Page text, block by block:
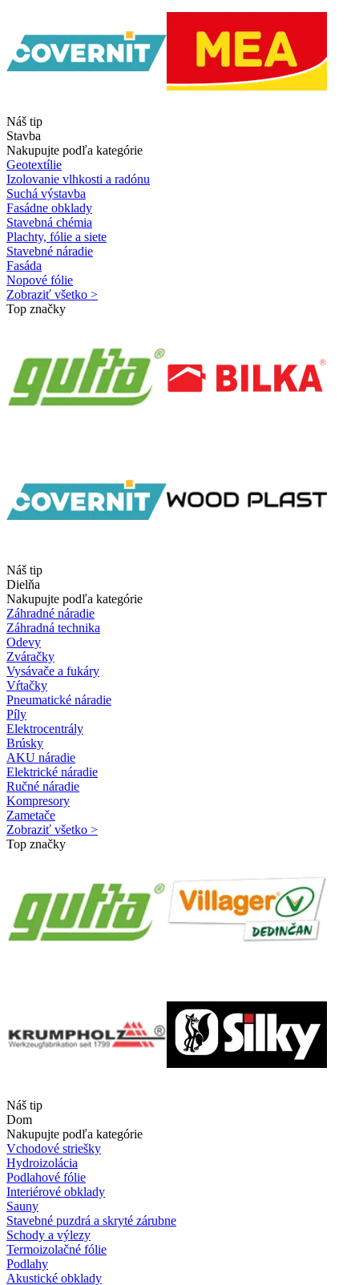
Náš tip
Stavba
Nakupujte podľa kategórie
Geotextílie
Izolovanie vlhkosti a radónu
Suchá výstavba
Fasádne obklady
Stavebná chémia
Plachty, fólie a siete
Stavebné náradie
Fasáda
Nopové fólie
Zobraziť všetko >
Top značky
Náš tip
Dielňa
Nakupujte podľa kategórie
Záhradné náradie
Záhradná technika
Odevy
Zváračky
Vysávače a fukáry
Vŕtačky
Pneumatické náradie
Píly
Elektrocentrály
Brúsky
AKU náradie
Elektrické náradie
Ručné náradie
Kompresory
Zametače
Zobraziť všetko >
Top značky
Náš tip
Dom
Nakupujte podľa kategórie
Vchodové striešky
Hydroizolácia
Podlahové fólie
Interiérové obklady
Sauny
Stavebné puzdrá a skryté zárubne
Schody a výlezy
Termoizolačné fólie
Podlahy
Akustické obklady